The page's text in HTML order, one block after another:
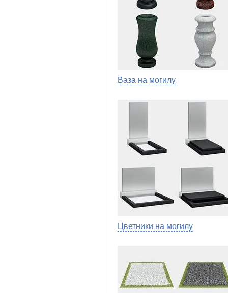
Ваза на могилу
Цветники на могилу